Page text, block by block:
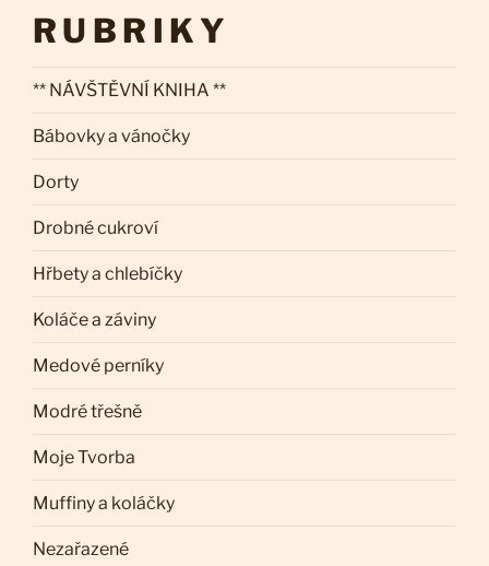
RUBRIKY
** NÁVŠTĚVNÍ KNIHA **
Bábovky a vánočky
Dorty
Drobné cukroví
Hřbety a chlebíčky
Koláče a záviny
Medové perníky
Modré třešně
Moje Tvorba
Muffiny a koláčky
Nezařazené